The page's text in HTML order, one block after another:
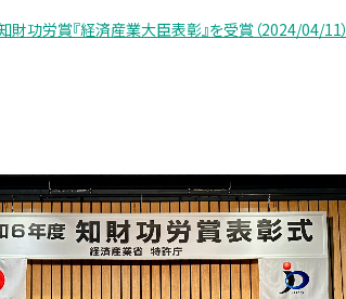
財功労賞『経済産業大臣表彰』を受賞（2024/04/11）